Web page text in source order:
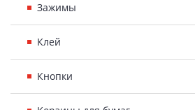
Зажимы
Клей
Кнопки